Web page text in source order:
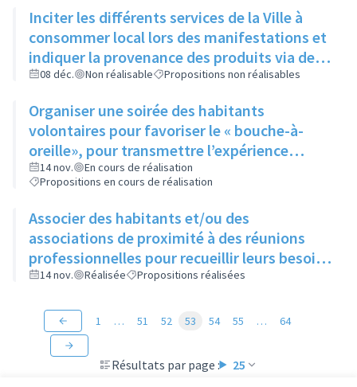
Inciter les différents services de la Ville à
consommer local lors des manifestations et
indiquer la provenance des produits via des
cartes de visite laissées à disposition
08 déc. Non réalisable Propositions non réalisables
Organiser une soirée des habitants
volontaires pour favoriser le « bouche-à-
oreille», pour transmettre l’expérience
acquise et pour mobiliser de nouvelles
recrues (médiateur)
14 nov.
En cours de réalisation
Propositions en cours de réalisation
Associer des habitants et/ou des
associations de proximité à des réunions
professionnelles pour recueillir leurs besoins
et idées pour imaginer de nouvelles actions
14 nov. Réalisée Propositions réalisées
Résultats par page : 25
1 … 51 52 53 54 55 … 64